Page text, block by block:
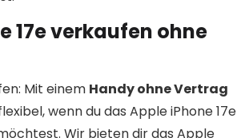
17e verkaufen ohne
Mit einem Handy ohne Vertrag
wenn du das Apple iPhone 17e
Wir bieten dir das Apple